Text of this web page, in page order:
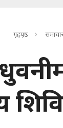
गृहपृष्ठ